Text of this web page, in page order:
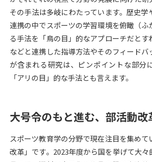
大学研究 大
大学で学べる内容や特徴を調べる
新増設大学・学部・学科特集
国際・グロ
集
新学年スタート号特集ページ
新学年スタ
その手法は多岐にわたっています。歴史学
連携の中でスポーツの学習環境を俯瞰（ふ
る手法を「鳥の目」的なアプローチだとす
などと連携した指導方法やそのフィードバ
が含まれる研究は、ピンポイントな部分
「アリの目」的な手法とも言えます。
大号令のもと進む、部活動改
スポーツ教育学の分野で現在注目を集めて
改革」です。2023年度から国を挙げて大々